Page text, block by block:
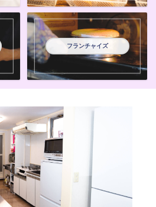
フランチャイズ